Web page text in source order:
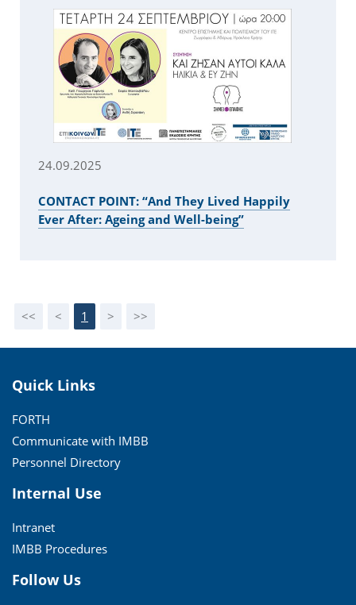
24.09.2025
CONTACT POINT: “And They Lived Happily
Ever After: Ageing and Well-being”
<< < 1 > >>
Quick Links
FORTH
Communicate with IMBB
Personnel Directory
Internal Use
Intranet
IMBB Procedures
Follow Us